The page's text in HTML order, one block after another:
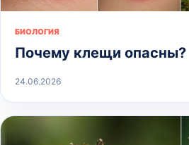
БИОЛОГИЯ
Почему клещи опасны?
24.06.2026